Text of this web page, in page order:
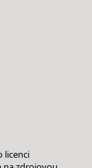
licenci